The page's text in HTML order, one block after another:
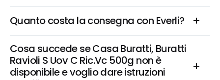
Quanto costa la consegna con Everli?
Cosa succede se Casa Buratti, Buratti
Ravioli S Uov C Ric.Vc 500g non è
disponibile e voglio dare istruzioni